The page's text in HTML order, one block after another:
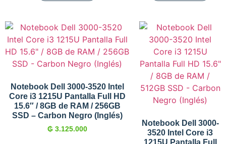
Notebook Dell 3000-3520 Intel
Core i3 1215U Pantalla Full HD
15.6″ / 8GB de RAM / 256GB
SSD – Carbon Negro (Inglés)
₲ 3.125.000
Notebook Dell 3000-
3520 Intel Core i3